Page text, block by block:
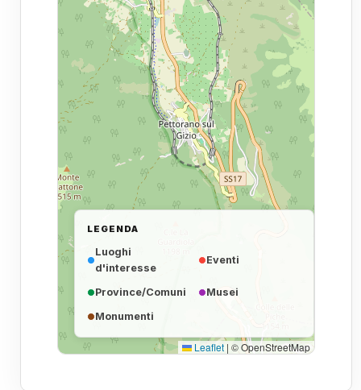
Leaflet | © OpenStreetMap
LEGENDA
Luoghi
d'interesse
Eventi
Province/Comuni
Musei
Monumenti